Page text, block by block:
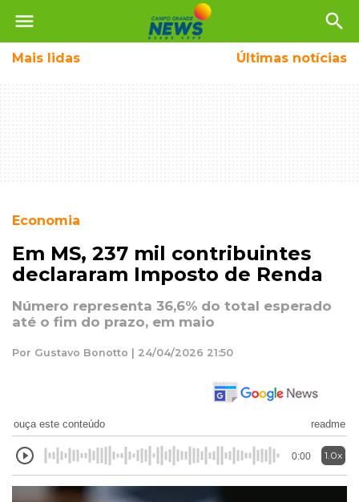
menu search
Mais lidas Últimas notícias
Economia
Em MS, 237 mil contribuintes
declararam Imposto de Renda
Número representa 36,6% do total esperado
até o fim do prazo, em maio
Por Gustavo Bonotto | 24/04/2026 21:50
ouça este conteúdo readme
0:00 1.0x